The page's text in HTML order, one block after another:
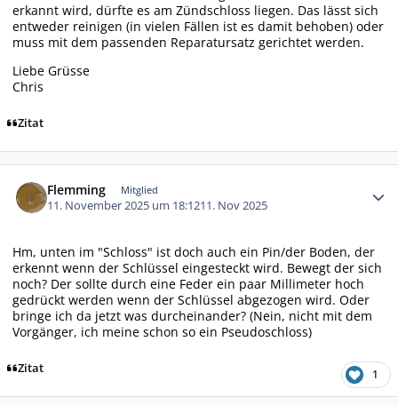
erkannt wird, dürfte es am Zündschloss liegen. Das lässt sich
entweder reinigen (in vielen Fällen ist es damit behoben) oder
muss mit dem passenden Reparatursatz gerichtet werden.
Liebe Grüsse
Chris
Zitat
Flemming Mitglied
11. November 2025 um 18:1211. Nov 2025
Hm, unten im "Schloss" ist doch auch ein Pin/der Boden, der
erkennt wenn der Schlüssel eingesteckt wird. Bewegt der sich
noch? Der sollte durch eine Feder ein paar Millimeter hoch
gedrückt werden wenn der Schlüssel abgezogen wird. Oder
bringe ich da jetzt was durcheinander? (Nein, nicht mit dem
Vorgänger, ich meine schon so ein Pseudoschloss)
Zitat 1